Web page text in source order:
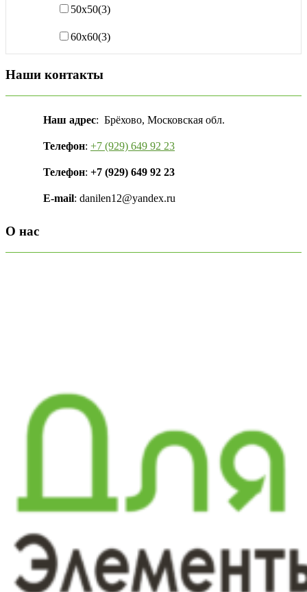
50х50(3)
60х60(3)
Наши контакты
Наш адрес: Брёхово, Московская обл.
Телефон: +7 (929) 649 92 23
Телефон: +7 (929) 649 92 23
E-mail: danilen12@yandex.ru
О нас